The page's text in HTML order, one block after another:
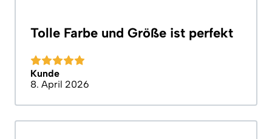
Tolle Farbe und Größe ist perfekt
Kunde
8. April 2026